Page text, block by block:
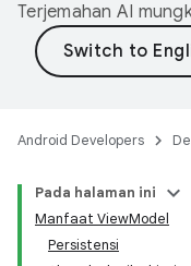
Terjemahan AI
Android Developers
Pada halaman ini
Manfaat ViewModel
Persistensi